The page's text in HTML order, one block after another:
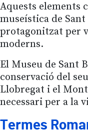
Aquests elements
museística de
protagonitzat per
moderns.
El Museu de Sant
conservació del
Llobregat i el
necessari per a la
Termes